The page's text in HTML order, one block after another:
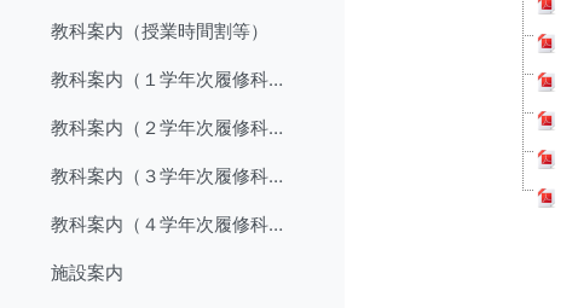
教科案内（授業時間割等）
教科案内（１学年次履修科目）
教科案内（２学年次履修科目）
教科案内（３学年次履修科目）
教科案内（４学年次履修科目）
施設案内